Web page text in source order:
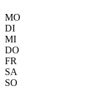
MO
DI
MI
DO
FR
SA
SO